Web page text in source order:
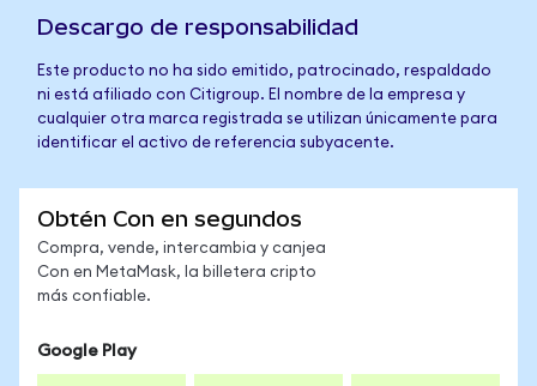
Descargo de responsabilidad
Este producto no ha sido emitido, patrocinado, respaldado
ni está afiliado con Citigroup. El nombre de la empresa y
cualquier otra marca registrada se utilizan únicamente para
identificar el activo de referencia subyacente.
Obtén Con en segundos
Compra, vende, intercambia y canjea
Con en MetaMask, la billetera cripto
más confiable.
Google Play